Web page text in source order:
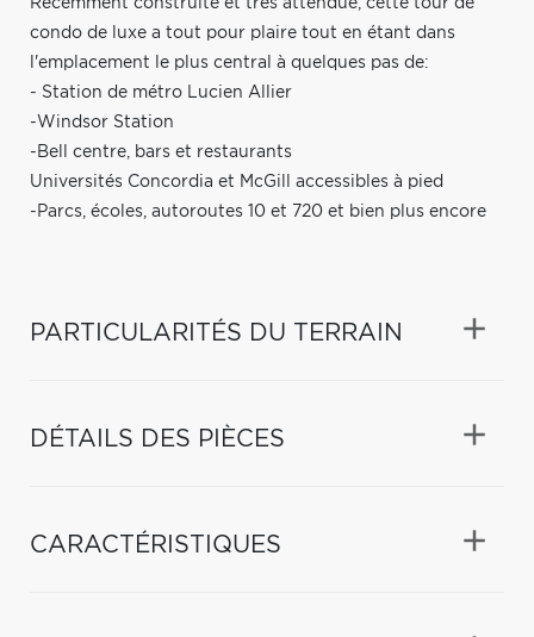
Récemment construite et très attendue, cette tour de
condo de luxe a tout pour plaire tout en étant dans
l'emplacement le plus central à quelques pas de:
- Station de métro Lucien Allier
-Windsor Station
-Bell centre, bars et restaurants
Universités Concordia et McGill accessibles à pied
-Parcs, écoles, autoroutes 10 et 720 et bien plus encore
PARTICULARITÉS DU TERRAIN
DÉTAILS DES PIÈCES
CARACTÉRISTIQUES